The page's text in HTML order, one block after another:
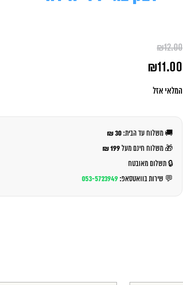
₪12.00
המקורי
₪12.00.
₪11.00
הנוכחי
המלאי אזל
🚚 משלוח עד הבית: 30 ₪
🎁 משלוח חינם מעל199 ₪
🔒 תשלום מאובטח
💬 שירות בוואטסאפ: 053-5723949